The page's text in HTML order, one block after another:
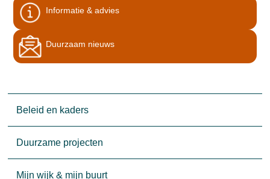
Informatie & advies
Duurzaam nieuws
Beleid en kaders
Duurzame projecten
Mijn wijk & mijn buurt